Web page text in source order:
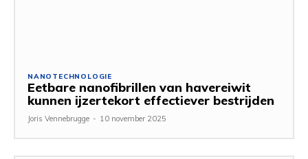
NANOTECHNOLOGIE
Eetbare nanofibrillen van havereiwit
kunnen ijzertekort effectiever bestrijden
Joris Vennebrugge - 10 november 2025